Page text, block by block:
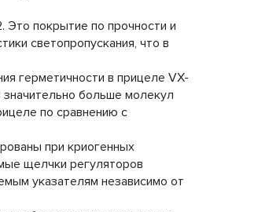
покрытие по прочности и
светопропускания, что в
герметичности в прицеле VX-
значительно больше молекул
по сравнению с
при криогенных
щелчки регуляторов
указателям независимо от